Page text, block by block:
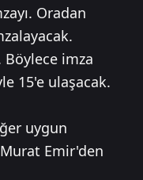
Oradan
imza
15'e ulaşacak.
uygun
Emir'den